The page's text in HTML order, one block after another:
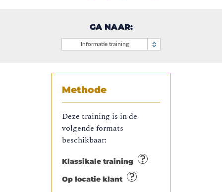
GA NAAR:
Informatie training
Methode
Deze training is in de
volgende formats
beschikbaar:
Klassikale training
Op locatie klant